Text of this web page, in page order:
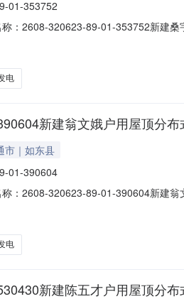
01-353752
：2608-320623-89-01-353752新建
电
新建翁文娥户用屋顶分
市｜如东县
01-390604
：2608-320623-89-01-390604新建
电
新建陈五才户用屋顶分